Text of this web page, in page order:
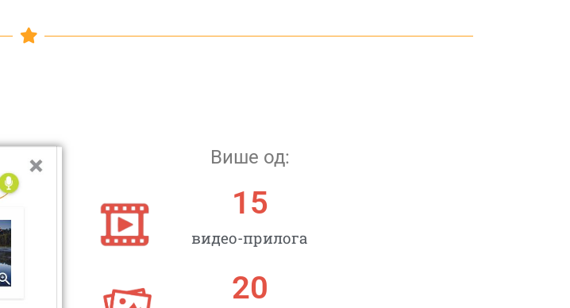
Више од:
видео-прилогa
15
20